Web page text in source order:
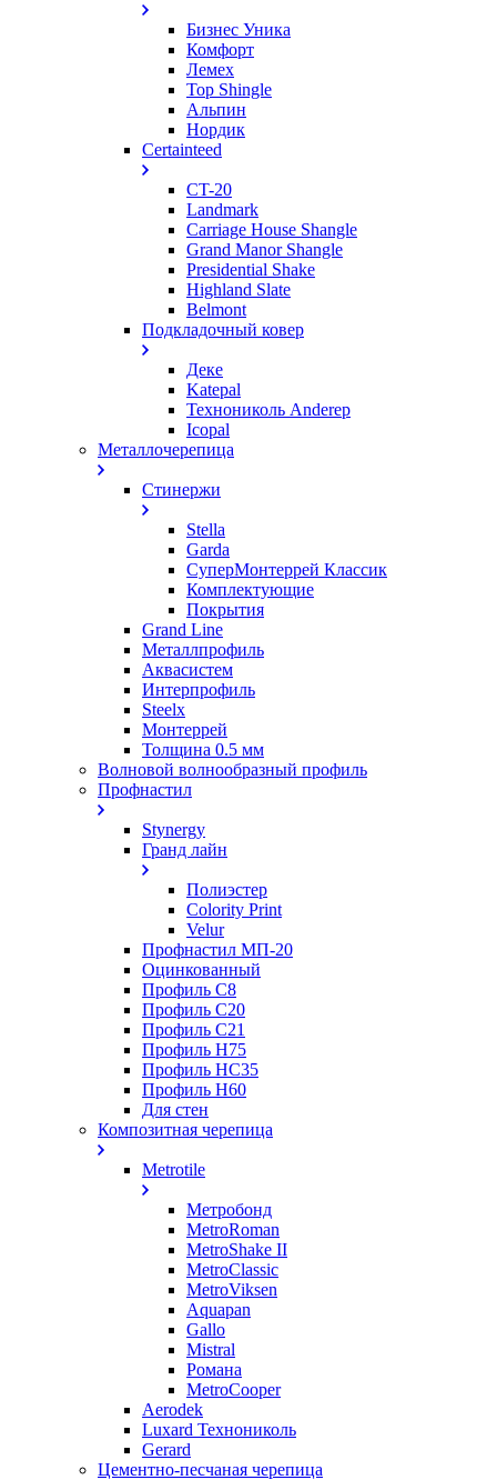
Бизнес Уника
Комфорт
Лемех
Top Shingle
Альпин
Нордик
Certainteed
CT-20
Landmark
Carriage House Shangle
Grand Manor Shangle
Presidential Shake
Highland Slate
Belmont
Подкладочный ковер
Деке
Katepal
Технониколь Anderep
Icopal
Металлочерепица
Стинержи
Stella
Garda
СуперМонтеррей Классик
Комплектующие
Покрытия
Grand Line
Металлпрофиль
Аквасистем
Интерпрофиль
Steelx
Монтеррей
Толщина 0.5 мм
Волновой волнообразный профиль
Профнастил
Stynergy
Гранд лайн
Полиэстер
Colority Print
Velur
Профнастил МП-20
Оцинкованный
Профиль С8
Профиль С20
Профиль С21
Профиль Н75
Профиль НС35
Профиль Н60
Для стен
Композитная черепица
Metrotile
Метробонд
MetroRoman
MetroShake II
MetroClassic
MetroViksen
Aquapan
Gallo
Mistral
Романа
MetroCooper
Aerodek
Luxard Технониколь
Gerard
Цементно-песчаная черепица